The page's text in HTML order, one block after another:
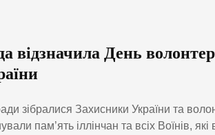
відзначила День
ради зібралися Захисники України та
пам’ять іллінчан та всіх Воїнів, які